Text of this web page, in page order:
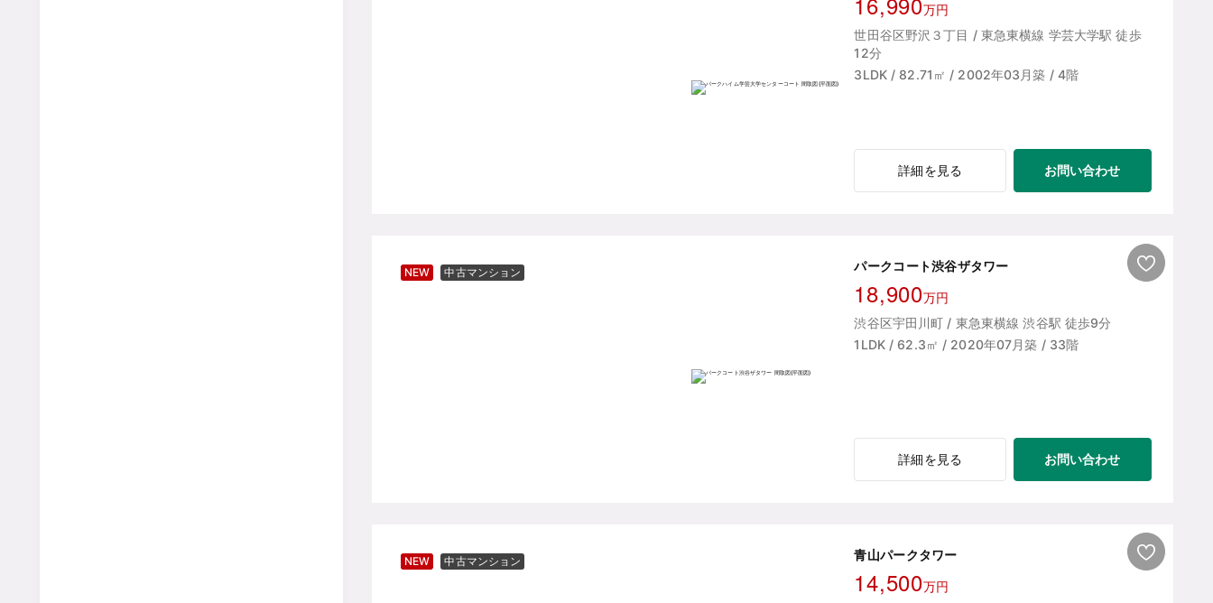
万円
世田谷区野沢３丁目 / 東急東横線 学芸大学駅 徒歩
12分
3LDK / 82.71㎡ / 2002年03月築 / 4階
詳細を見る お問い合わせ
NEW 中古マンション パークコート渋谷ザタワー
18,900万円
渋谷区宇田川町 / 東急東横線 渋谷駅 徒歩9分
1LDK / 62.3㎡ / 2020年07月築 / 33階
詳細を見る お問い合わせ
NEW 中古マンション 青山パークタワー
14,500万円